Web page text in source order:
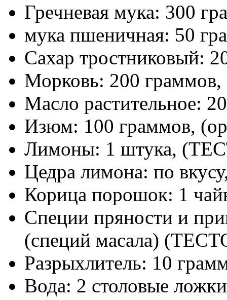
Гречневая мука: 300
мука пшеничная: 50
Сахар тростниковый:
Морковь: 200
Масло растительное:
Изюм: 100 граммов,
Лимоны: 1 штука,
Цедра лимона: по
Корица порошок: 1
Специи пряности и
(специй масала)
Разрыхлитель: 10
Вода: 2 столовые